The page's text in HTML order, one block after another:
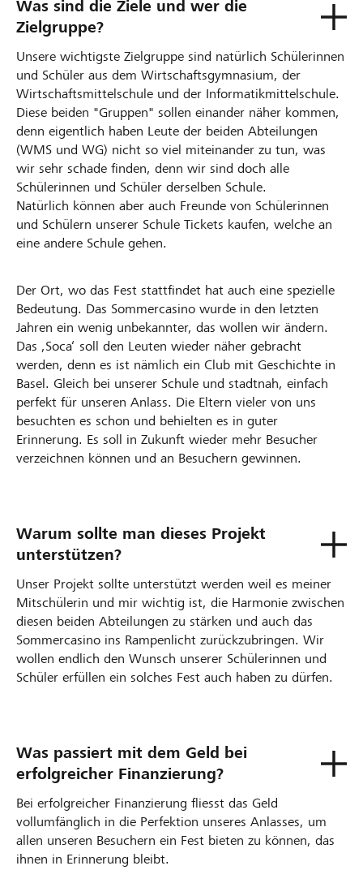
Was sind die Ziele und wer die
Zielgruppe?
Unsere wichtigste Zielgruppe sind natürlich Schülerinnen
und Schüler aus dem Wirtschaftsgymnasium, der
Wirtschaftsmittelschule und der Informatikmittelschule.
Diese beiden "Gruppen" sollen einander näher kommen,
denn eigentlich haben Leute der beiden Abteilungen
(WMS und WG) nicht so viel miteinander zu tun, was
wir sehr schade finden, denn wir sind doch alle
Schülerinnen und Schüler derselben Schule.
Natürlich können aber auch Freunde von Schülerinnen
und Schülern unserer Schule Tickets kaufen, welche an
eine andere Schule gehen.
Der Ort, wo das Fest stattfindet hat auch eine spezielle
Bedeutung. Das Sommercasino wurde in den letzten
Jahren ein wenig unbekannter, das wollen wir ändern.
Das ‚Soca‘ soll den Leuten wieder näher gebracht
werden, denn es ist nämlich ein Club mit Geschichte in
Basel. Gleich bei unserer Schule und stadtnah, einfach
perfekt für unseren Anlass. Die Eltern vieler von uns
besuchten es schon und behielten es in guter
Erinnerung. Es soll in Zukunft wieder mehr Besucher
verzeichnen können und an Besuchern gewinnen.
Warum sollte man dieses Projekt
unterstützen?
Unser Projekt sollte unterstützt werden weil es meiner
Mitschülerin und mir wichtig ist, die Harmonie zwischen
diesen beiden Abteilungen zu stärken und auch das
Sommercasino ins Rampenlicht zurückzubringen. Wir
wollen endlich den Wunsch unserer Schülerinnen und
Schüler erfüllen ein solches Fest auch haben zu dürfen.
Was passiert mit dem Geld bei
erfolgreicher Finanzierung?
Bei erfolgreicher Finanzierung fliesst das Geld
vollumfänglich in die Perfektion unseres Anlasses, um
allen unseren Besuchern ein Fest bieten zu können, das
ihnen in Erinnerung bleibt.